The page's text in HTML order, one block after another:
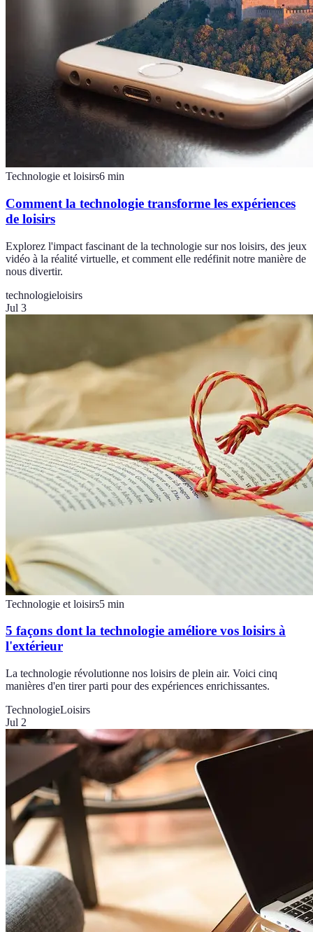
Technologie et loisirs6 min
Comment la technologie transforme les expériences
de loisirs
Explorez l'impact fascinant de la technologie sur nos loisirs, des jeux
vidéo à la réalité virtuelle, et comment elle redéfinit notre manière de
nous divertir.
technologieloisirs
Jul 3
Technologie et loisirs5 min
5 façons dont la technologie améliore vos loisirs à
l'extérieur
La technologie révolutionne nos loisirs de plein air. Voici cinq
manières d'en tirer parti pour des expériences enrichissantes.
TechnologieLoisirs
Jul 2